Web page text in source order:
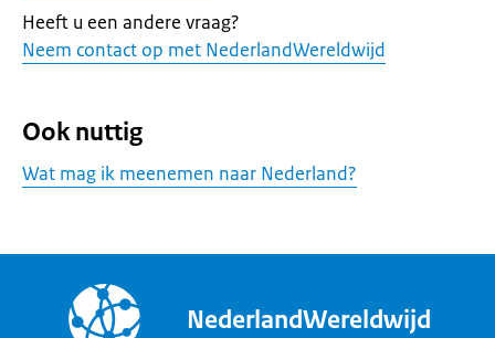
Heeft u een andere vraag?
Neem contact op met NederlandWereldwijd
Ook nuttig
Wat mag ik meenemen naar Nederland?
NederlandWereldwijd